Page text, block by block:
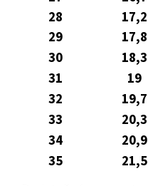
28
17,2
29
17,8
30
18,3
31
19
32
19,7
33
20,3
34
20,9
35
21,5